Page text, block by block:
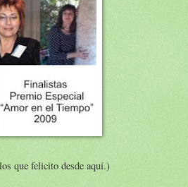
que felicito desde aquí.)